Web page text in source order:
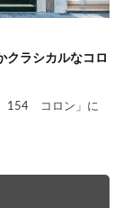
クラシカルなコロ
154 コロン」に